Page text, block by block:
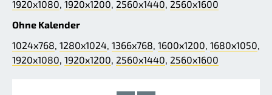
1920x1080, 1920x1200, 2560x1440, 2560x1600
Ohne Kalender
1024x768, 1280x1024, 1366x768, 1600x1200, 1680x1050,
1920x1080, 1920x1200, 2560x1440, 2560x1600